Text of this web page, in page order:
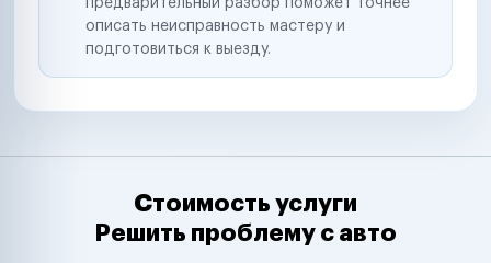
предварительный разбор поможет точнее
описать неисправность мастеру и
подготовиться к выезду.
Стоимость услуги
Решить проблему с авто